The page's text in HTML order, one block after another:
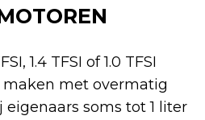
1.4 TFSI of 1.0 TFSI
met overmatig
soms tot 1 liter